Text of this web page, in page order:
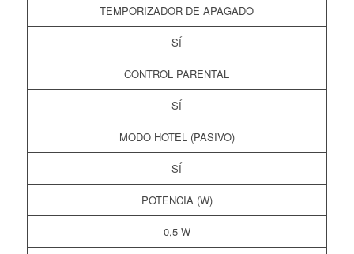
TEMPORIZADOR DE APAGADO
SÍ
CONTROL PARENTAL
SÍ
MODO HOTEL (PASIVO)
SÍ
POTENCIA (W)
0,5 W